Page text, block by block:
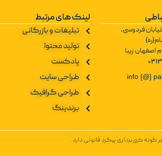
فردوسی،
اصفهان زیبا
info [@]
لینک های مرتبط
تبلیغات و بازرگانی
تولید محتوا
پادکست
طراحی سایت
طراحی گرافیک
برندینگ
کپی‌برداری پیگرد قانونی دارد.